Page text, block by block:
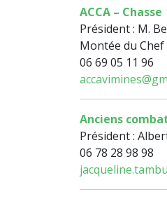
ACCA – Chasse
Président : M.
Montée du Chef
06 69 05 11 96
Anciens
Président :
06 78 28 98 98